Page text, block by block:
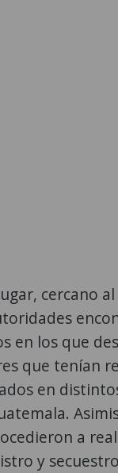
cercano
en los que
que tenían
en
a
y